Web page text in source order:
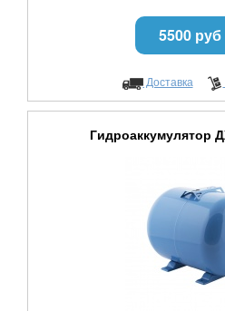
5500 руб
Доставка
Гидроаккумулятор